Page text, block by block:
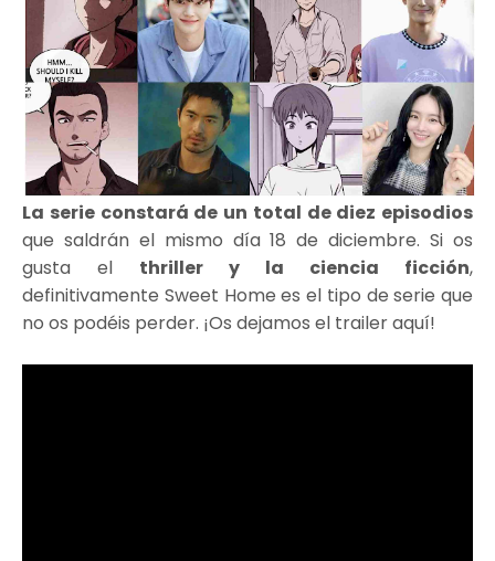
La serie constará de un total de diez episodios
que saldrán el mismo día 18 de diciembre. Si os
gusta el thriller y la ciencia ficción,
definitivamente Sweet Home es el tipo de serie que
no os podéis perder. ¡Os dejamos el trailer aquí!